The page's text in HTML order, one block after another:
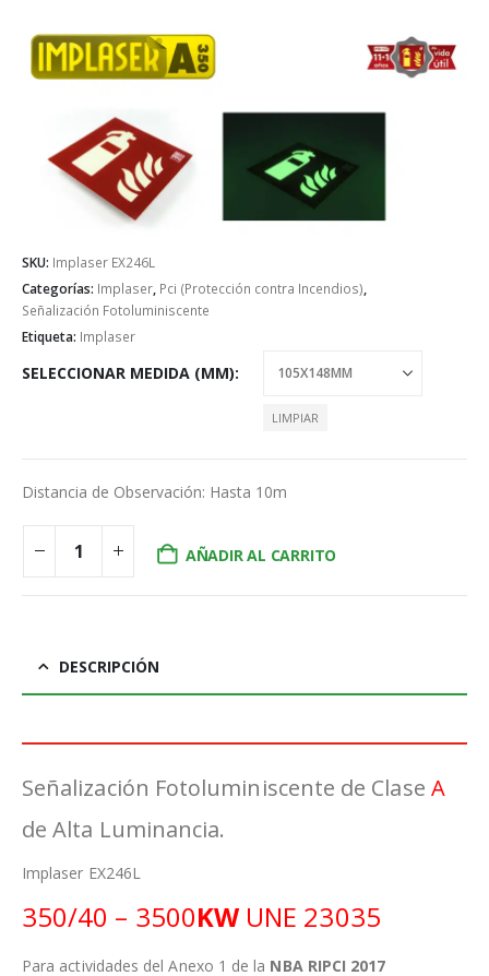
SKU: Implaser EX246L
Categorías: Implaser, Pci (Protección contra Incendios),
Señalización Fotoluminiscente
Etiqueta: Implaser
SELECCIONAR MEDIDA (MM)
LIMPIAR
Distancia de Observación: Hasta 10m
AÑADIR AL CARRITO
DESCRIPCIÓN
Señalización Fotoluminiscente de Clase A
de Alta Luminancia.
Implaser EX246L
350/40 – 3500KW UNE 23035
Para actividades del Anexo 1 de la NBA RIPCI 2017